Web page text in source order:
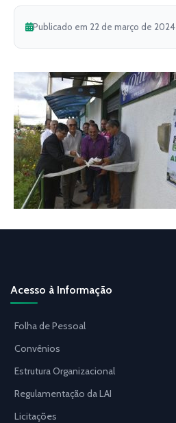
Publicado em 22 de março de 2024
Acesso à Informação
Folha de Pessoal
Convênios
Estrutura Organizacional
Regulamentação da LAI
Licitações